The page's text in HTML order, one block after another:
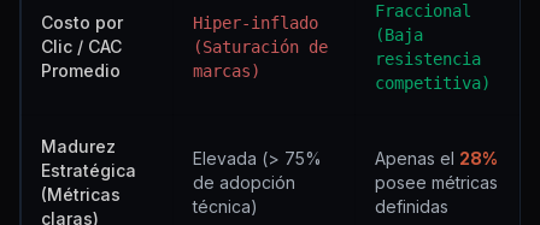
Costo por
Clic / CAC
Promedio
Hiper-inflado
(Saturación de
marcas)
Fraccional
(Baja
resistencia
competitiva)
Madurez
Estratégica
(Métricas
claras)
Elevada (> 75%
de adopción
técnica)
Apenas el 28%
posee métricas
definidas